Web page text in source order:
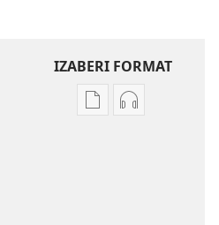
IZABERI FORMAT
FormatiFormati